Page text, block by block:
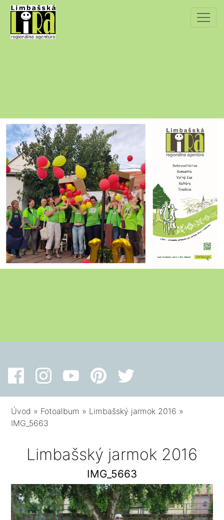
Úvod » Fotoalbum » Limbašský jarmok 2016 »
IMG_5663
Limbašský jarmok 2016
IMG_5663